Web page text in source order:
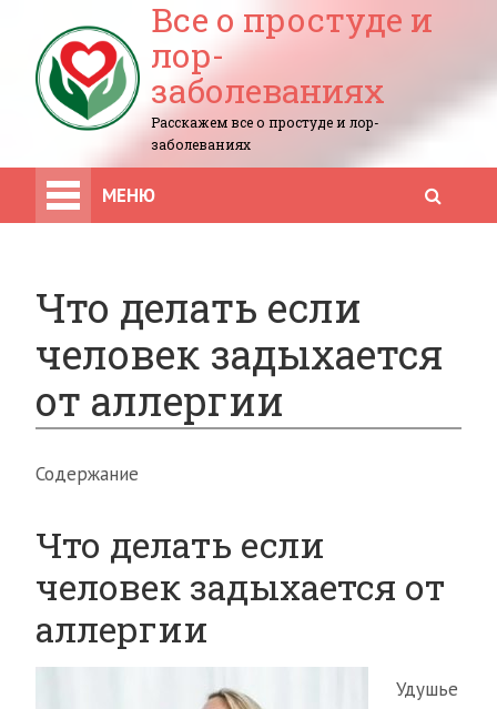
Все о простуде и
лор-
заболеваниях
Расскажем все о простуде и лор-
заболеваниях
МЕНЮ
Что делать если
человек задыхается
от аллергии
Содержание
Что делать если
человек задыхается от
аллергии
Удушье